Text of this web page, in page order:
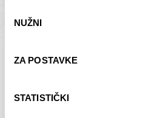
pristanka
NUŽNI
ZA POSTAVKE
STATISTIČKI
Dolac
ODABERI OPCIJE